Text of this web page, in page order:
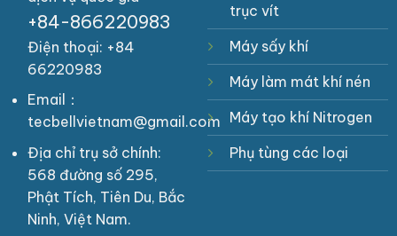
+84-866220983
Điện thoại: +84
66220983
Email：
tecbellvietnam@gmail.com
Địa chỉ trụ sở chính:
568 đường số 295,
Phật Tích, Tiên Du, Bắc
Ninh, Việt Nam.
trục vít
Máy sấy khí
Máy làm mát khí nén
Máy tạo khí Nitrogen
Phụ tùng các loại